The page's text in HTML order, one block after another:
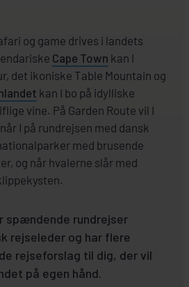
og game drives i landets
Cape Town kan I
det ikoniske Table Mountain og
kan I bo på idylliske
vine. På Garden Route vil I
I på rundrejsen med dansk
med brusende
og når hvalerne slår med
spændende rundrejser
rejseleder og har flere
rejseforslag til dig, der vil
på egen hånd.